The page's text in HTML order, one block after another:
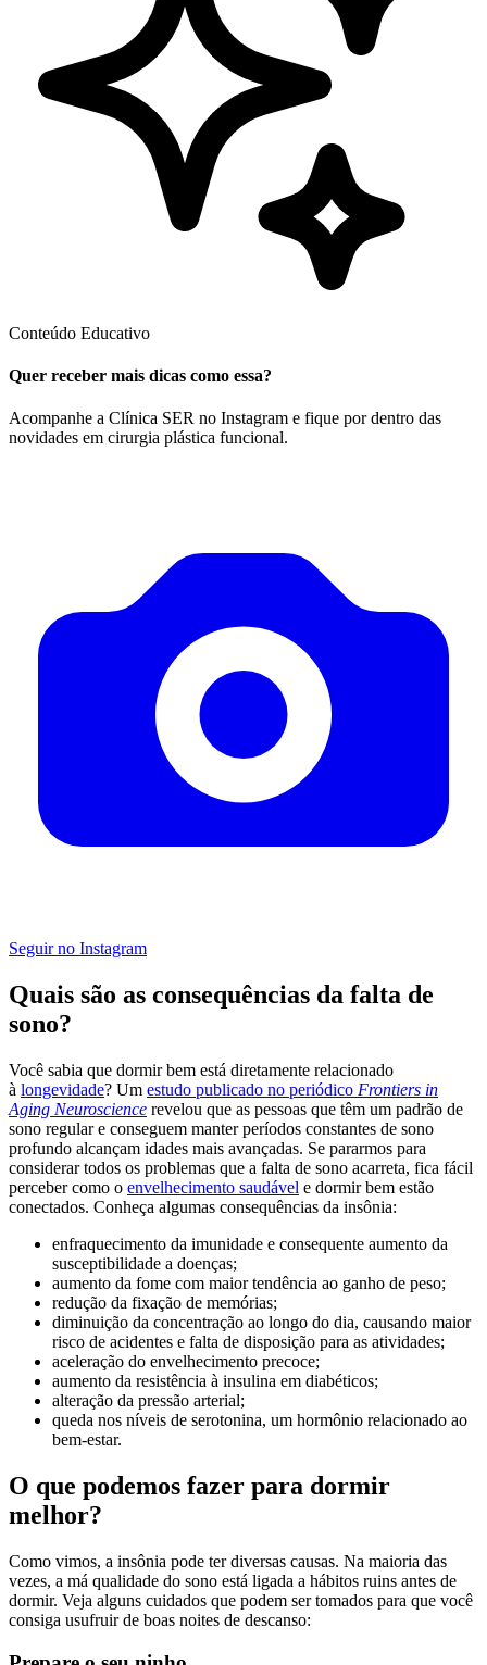
Conteúdo Educativo
Quer receber mais dicas como essa?
Acompanhe a Clínica SER no Instagram e fique por dentro das
novidades em cirurgia plástica funcional.
Seguir no Instagram
Quais são as consequências da falta de
sono?
Você sabia que dormir bem está diretamente relacionado
à longevidade? Um estudo publicado no periódico Frontiers in
Aging Neuroscience revelou que as pessoas que têm um padrão de
sono regular e conseguem manter períodos constantes de sono
profundo alcançam idades mais avançadas. Se pararmos para
considerar todos os problemas que a falta de sono acarreta, fica fácil
perceber como o envelhecimento saudável e dormir bem estão
conectados. Conheça algumas consequências da insônia:
enfraquecimento da imunidade e consequente aumento da
susceptibilidade a doenças;
aumento da fome com maior tendência ao ganho de peso;
redução da fixação de memórias;
diminuição da concentração ao longo do dia, causando maior
risco de acidentes e falta de disposição para as atividades;
aceleração do envelhecimento precoce;
aumento da resistência à insulina em diabéticos;
alteração da pressão arterial;
queda nos níveis de serotonina, um hormônio relacionado ao
bem-estar.
O que podemos fazer para dormir
melhor?
Como vimos, a insônia pode ter diversas causas. Na maioria das
vezes, a má qualidade do sono está ligada a hábitos ruins antes de
dormir. Veja alguns cuidados que podem ser tomados para que você
consiga usufruir de boas noites de descanso: